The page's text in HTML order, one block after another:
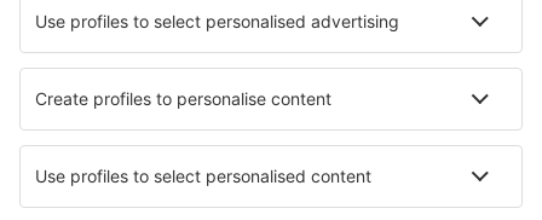
Hotels in Oppido Mamertina Hotels in El Ribero
Hotels in Rymättylä Hotels in Cogne
Hotels in Florham Park